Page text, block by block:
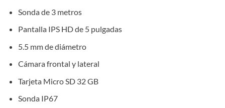
Sonda de 3 metros
Pantalla IPS HD de 5 pulgadas
5.5 mm de diámetro
Cámara frontal y lateral
Tarjeta Micro SD 32 GB
Sonda IP67